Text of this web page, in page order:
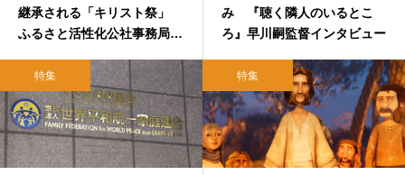
継承される「キリスト祭」
ふるさと活性化公社事務局長
み 『聴く隣人のいるとこ
ろ』早川嗣監督インタビュー
特集 特集